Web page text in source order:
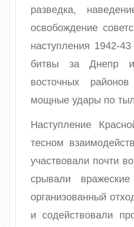
разведка,
освобождение
наступления 1942-
битвы за Днепр
восточных
мощные удары по
Наступление
тесном
участвовали почти
срывали
организованный
и содействовали